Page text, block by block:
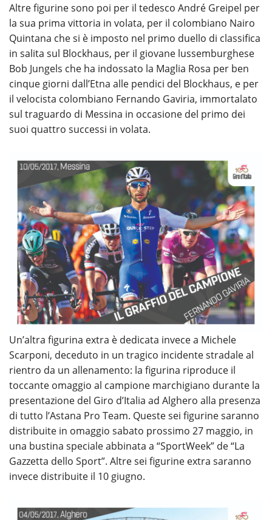
Altre figurine sono poi per il tedesco André Greipel per
la sua prima vittoria in volata, per il colombiano Nairo
Quintana che si è imposto nel primo duello di classifica
in salita sul Blockhaus, per il giovane lussemburghese
Bob Jungels che ha indossato la Maglia Rosa per ben
cinque giorni dall’Etna alle pendici del Blockhaus, e per
il velocista colombiano Fernando Gaviria, immortalato
sul traguardo di Messina in occasione del primo dei
suoi quattro successi in volata.
Un’altra figurina extra è dedicata invece a Michele
Scarponi, deceduto in un tragico incidente stradale al
rientro da un allenamento: la figurina riproduce il
toccante omaggio al campione marchigiano durante la
presentazione del Giro d’Italia ad Alghero alla presenza
di tutto l’Astana Pro Team. Queste sei figurine saranno
distribuite in omaggio sabato prossimo 27 maggio, in
una bustina speciale abbinata a “SportWeek” de “La
Gazzetta dello Sport”. Altre sei figurine extra saranno
invece distribuite il 10 giugno.